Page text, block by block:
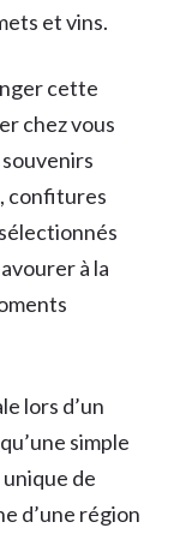
et vins.
cette
chez vous
confitures
à la
lors d’un
simple
de
d’une région